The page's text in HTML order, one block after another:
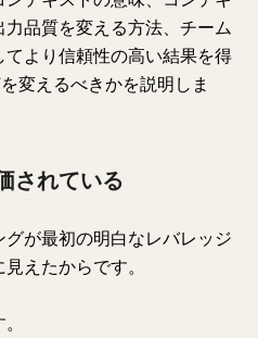
品質を変える方法、チーム
より信頼性の高い結果を得
変えるべきかを説明しま
されている
が最初の明白なレバレッジ
えたからです。